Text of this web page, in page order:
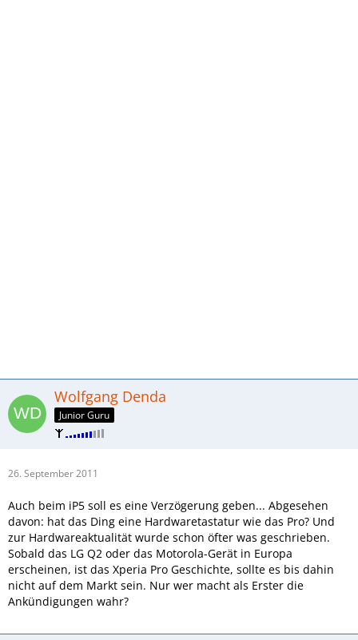
Wolfgang Denda
Junior Guru
26. September 2011
Auch beim iP5 soll es eine Verzögerung geben... Abgesehen
davon: hat das Ding eine Hardwaretastatur wie das Pro? Und
zur Hardwareaktualität wurde schon öfter was geschrieben.
Sobald das LG Q2 oder das Motorola-Gerät in Europa
erscheinen, ist das Xperia Pro Geschichte, sollte es bis dahin
nicht auf dem Markt sein. Nur wer macht als Erster die
Ankündigungen wahr?